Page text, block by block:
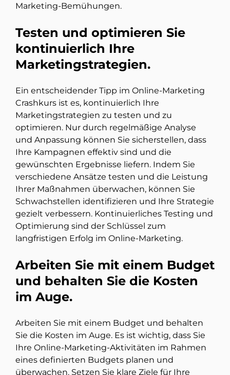
Marketing-Bemühungen.
Testen und optimieren Sie
kontinuierlich Ihre
Marketingstrategien.
Ein entscheidender Tipp im Online-Marketing
Crashkurs ist es, kontinuierlich Ihre
Marketingstrategien zu testen und zu
optimieren. Nur durch regelmäßige Analyse
und Anpassung können Sie sicherstellen, dass
Ihre Kampagnen effektiv sind und die
gewünschten Ergebnisse liefern. Indem Sie
verschiedene Ansätze testen und die Leistung
Ihrer Maßnahmen überwachen, können Sie
Schwachstellen identifizieren und Ihre Strategie
gezielt verbessern. Kontinuierliches Testing und
Optimierung sind der Schlüssel zum
langfristigen Erfolg im Online-Marketing.
Arbeiten Sie mit einem Budget
und behalten Sie die Kosten
im Auge.
Arbeiten Sie mit einem Budget und behalten
Sie die Kosten im Auge. Es ist wichtig, dass Sie
Ihre Online-Marketing-Aktivitäten im Rahmen
eines definierten Budgets planen und
überwachen. Setzen Sie klare Ziele für Ihre